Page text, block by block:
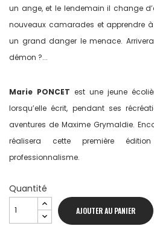
un ange, et le lendemain il change
nouveaux camarades et apprendre
un grand danger le menace.
démon ?...
Marie PONCET est une jeune
lorsqu’elle écrit, pendant ses
aventures de Maxime Grymaldie.
réalisera cette première
professionnalisme.
Quantité
AJOUTER AU PANIER